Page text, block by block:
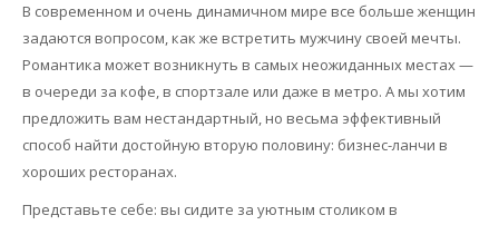
В современном и очень динамичном мире все больше женщин
задаются вопросом, как же встретить мужчину своей мечты.
Романтика может возникнуть в самых неожиданных местах —
в очереди за кофе, в спортзале или даже в метро. А мы хотим
предложить вам нестандартный, но весьма эффективный
способ найти достойную вторую половину: бизнес-ланчи в
хороших ресторанах.
Представьте себе: вы сидите за уютным столиком в